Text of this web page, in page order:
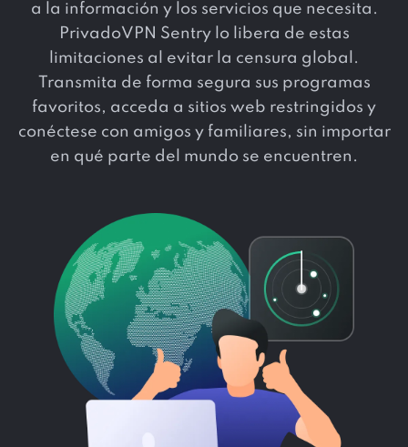
a la información y los servicios que necesita.
PrivadoVPN Sentry lo libera de estas
limitaciones al evitar la censura global.
Transmita de forma segura sus programas
favoritos, acceda a sitios web restringidos y
conéctese con amigos y familiares, sin importar
en qué parte del mundo se encuentren.